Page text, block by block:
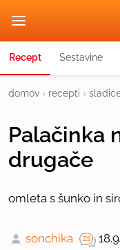
Recept Sestavine
domov › recepti ›
Palačinka
drugače
omleta s šunko in
sonchika